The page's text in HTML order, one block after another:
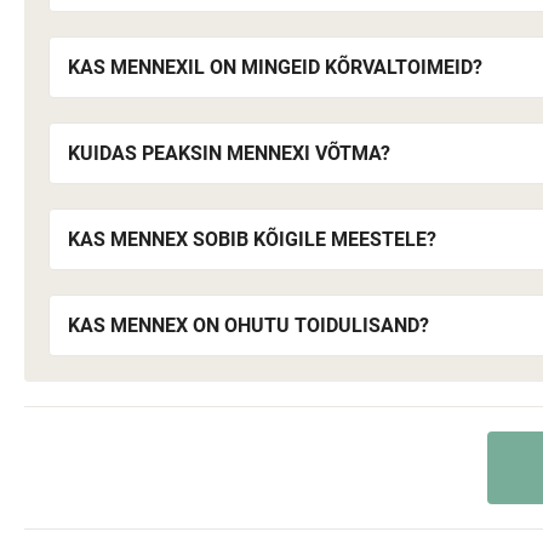
KAS MENNEXIL ON MINGEID KÕRVALTOIMEID?
KUIDAS PEAKSIN MENNEXI VÕTMA?
KAS MENNEX SOBIB KÕIGILE MEESTELE?
KAS MENNEX ON OHUTU TOIDULISAND?